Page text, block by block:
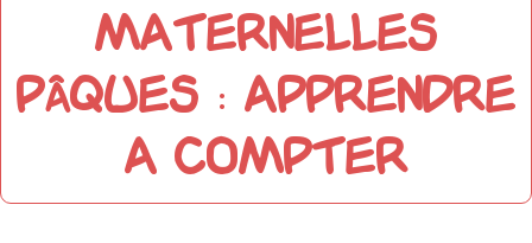
MATERNELLES
PÂQUES : APPRENDRE
A COMPTER